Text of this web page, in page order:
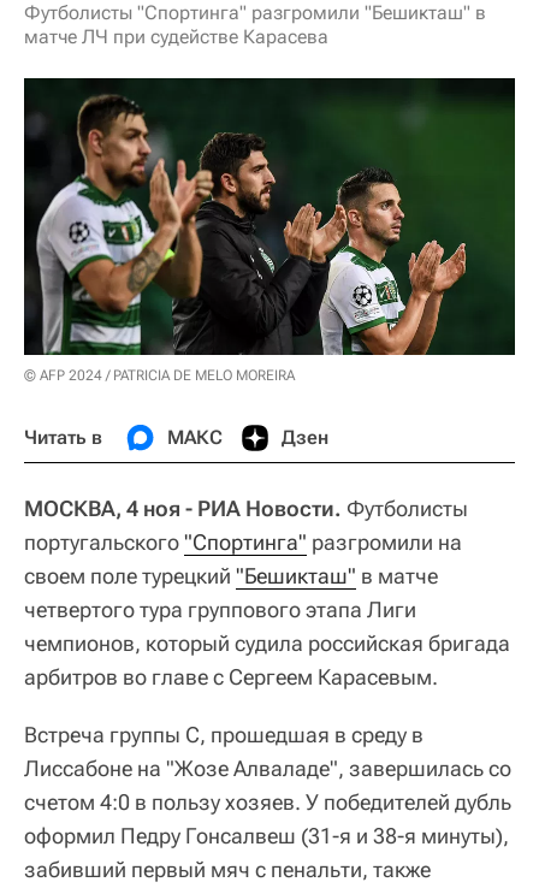
Футболисты "Спортинга" разгромили "Бешикташ" в
матче ЛЧ при судействе Карасева
© AFP 2024 / PATRICIA DE MELO MOREIRA
Читать в МАКС Дзен
МОСКВА, 4 ноя - РИА Новости. Футболисты
португальского"Спортинга" разгромили на
своем поле турецкий "Бешикташ" в матче
четвертого тура группового этапа Лиги
чемпионов, который судила российская бригада
арбитров во главе с Сергеем Карасевым.
Встреча группы С, прошедшая в среду в
Лиссабоне на "Жозе Алваладе", завершилась со
счетом 4:0 в пользу хозяев. У победителей дубль
оформил Педру Гонсалвеш (31-я и 38-я минуты),
забивший первый мяч с пенальти, также